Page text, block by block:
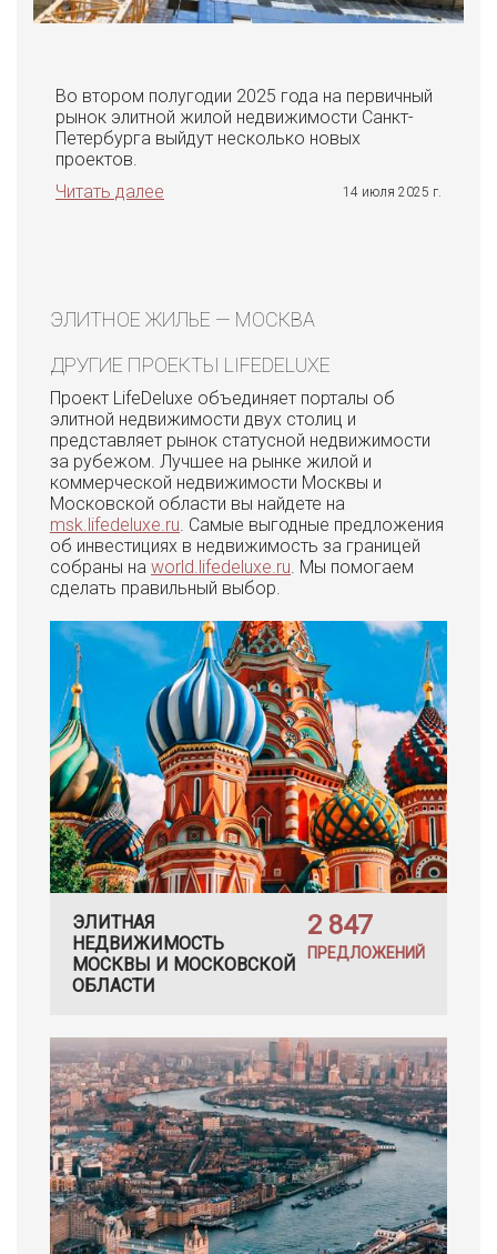
Во втором полугодии 2025 года на первичный
рынок элитной жилой недвижимости Санкт-
Петербурга выйдут несколько новых
проектов.
Читать далее
14 июля 2025 г.
ЭЛИТНОЕ ЖИЛЬЕ — МОСКВА
ДРУГИЕ ПРОЕКТЫ LIFEDELUXE
Проект LifeDeluxe объединяет порталы об
элитной недвижимости двух столиц и
представляет рынок статусной недвижимости
за рубежом. Лучшее на рынке жилой и
коммерческой недвижимости Москвы и
Московской области вы найдете на
msk.lifedeluxe.ru. Самые выгодные предложения
об инвестициях в недвижимость за границей
собраны на world.lifedeluxe.ru. Мы помогаем
сделать правильный выбор.
ЭЛИТНАЯ
НЕДВИЖИМОСТЬ
МОСКВЫ И МОСКОВСКОЙ
ОБЛАСТИ
2 847
ПРЕДЛОЖЕНИЙ